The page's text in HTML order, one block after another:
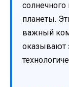
планеты.
важный
оказывают